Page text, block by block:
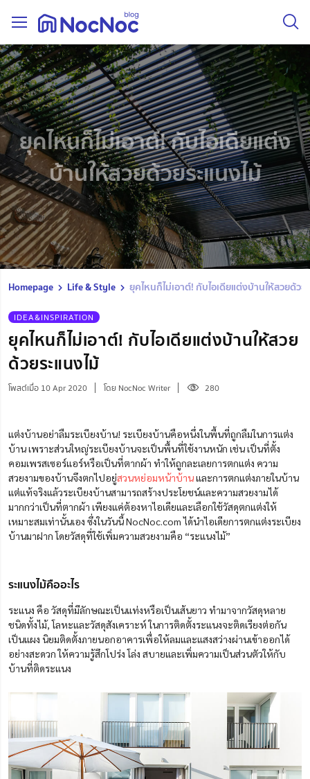
ยุคไหนก็ไม่เอาต์! กับไอเดียแต่ง
บ้านให้สวยด้วยระแนงไม้
Homepage Life & Style ยุคไหนก็ไม่เอาต์! กับไอเดียแต่งบ้านให้สวยด้วย
IDEA&INSPIRATION
ยุคไหนก็ไม่เอาต์! กับไอเดียแต่งบ้านให้สวย
ด้วยระแนงไม้
โพสต์เมื่อ 10 Apr 2020 โดย NocNoc Writer 280
แต่งบ้านอย่าลืมระเบียงบ้าน! ระเบียงบ้านคือหนึ่งในพื้นที่ถูกลืมในการแต่ง
บ้าน เพราะส่วนใหญ่ระเบียงบ้านจะเป็นพื้นที่ใช้งานหนัก เช่น เป็นที่ตั้ง
คอมเพรสเซอร์แอร์หรือเป็นที่ตากผ้า ทำให้ถูกละเลยการตกแต่ง ความ
สวยงามของบ้านจึงตกไปอยู่สวนหย่อมหน้าบ้านและการตกแต่งภายในบ้าน
แต่แท้จริงแล้วระเบียงบ้านสามารถสร้างประโยชน์และความสวยงามได้
มากกว่าเป็นที่ตากผ้า เพียงแค่ต้องหาไอเดียและเลือกใช้วัสดุตกแต่งให้
เหมาะสมเท่านั้นเอง ซึ่งในวันนี้ NocNoc.com ได้นำไอเดียการตกแต่งระเบียง
บ้านมาฝาก โดยวัสดุที่ใช้เพิ่มความสวยงามคือ “ระแนงไม้”
ระแนงไม้คืออะไร
ระแนง คือ วัสดุที่มีลักษณะเป็นแท่งหรือเป็นเส้นยาว ทำมาจากวัสดุหลาย
ชนิดทั้งไม้, โลหะและวัสดุสังเคราะห์ ในการติดตั้งระแนงจะติดเรียงต่อกัน
เป็นแผง นิยมติดตั้งภายนอกอาคารเพื่อให้ลมและแสงสว่างผ่านเข้าออกได้
อย่างสะดวก ให้ความรู้สึกโปร่ง โล่ง สบายและเพิ่มความเป็นส่วนตัวให้กับ
บ้านที่ติดระแนง